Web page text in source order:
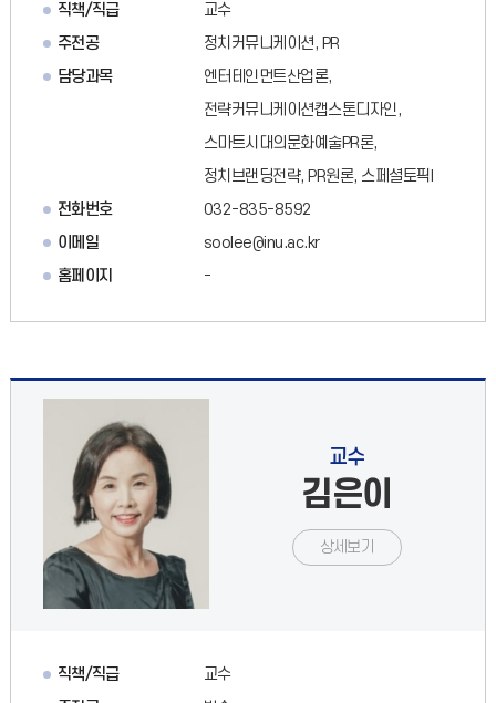
직책/직급
교수
주전공
정치커뮤니케이션, PR
담당과목
엔터테인먼트산업론,
전략커뮤니케이션캡스톤디자인,
스마트시대의문화예술PR론,
정치브랜딩전략, PR원론, 스페셜토픽I
전화번호
032-835-8592
이메일
soolee@inu.ac.kr
홈페이지
-
교수
김은이
상세보기
직책/직급
교수